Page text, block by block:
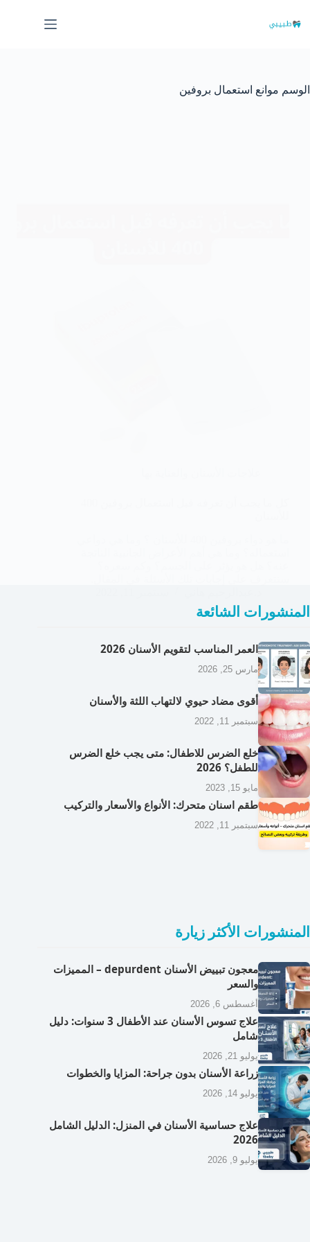
إلى
المحتوى
الوسم موانع استعمال بروفين
المنشورات الشائعة
العمر المناسب لتقويم الأسنان 2026
مارس 25, 2026
أقوى مضاد حيوي لالتهاب اللثة والأسنان
سبتمبر 11, 2022
خلع الضرس للاطفال: متى يجب خلع الضرس
للطفل؟ 2026
مايو 15, 2023
طقم اسنان متحرك: الأنواع والأسعار والتركيب
سبتمبر 11, 2022
المنشورات الأكثر زيارة
معجون تبييض الأسنان depurdent – المميزات
والسعر
أغسطس 6, 2026
علاج تسوس الأسنان عند الأطفال 3 سنوات: دليل
شامل
يوليو 21, 2026
زراعة الأسنان بدون جراحة: المزايا والخطوات
يوليو 14, 2026
علاج حساسية الأسنان في المنزل: الدليل الشامل
2026
يوليو 9, 2026